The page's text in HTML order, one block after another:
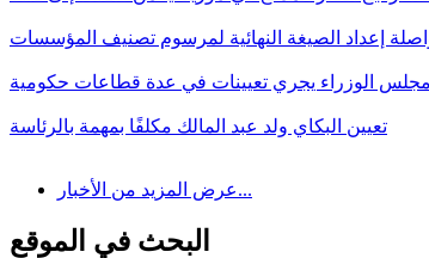
إعداد الصيغة النهائية لمرسوم تصنيف المؤسسات
مجلس الوزراء يجري تعيينات في عدة قطاعات حكومية
تعيين البكاي ولد عبد المالك مكلفًا بمهمة بالرئاسة
عرض المزيد من الأخبار...
البحث في الموقع